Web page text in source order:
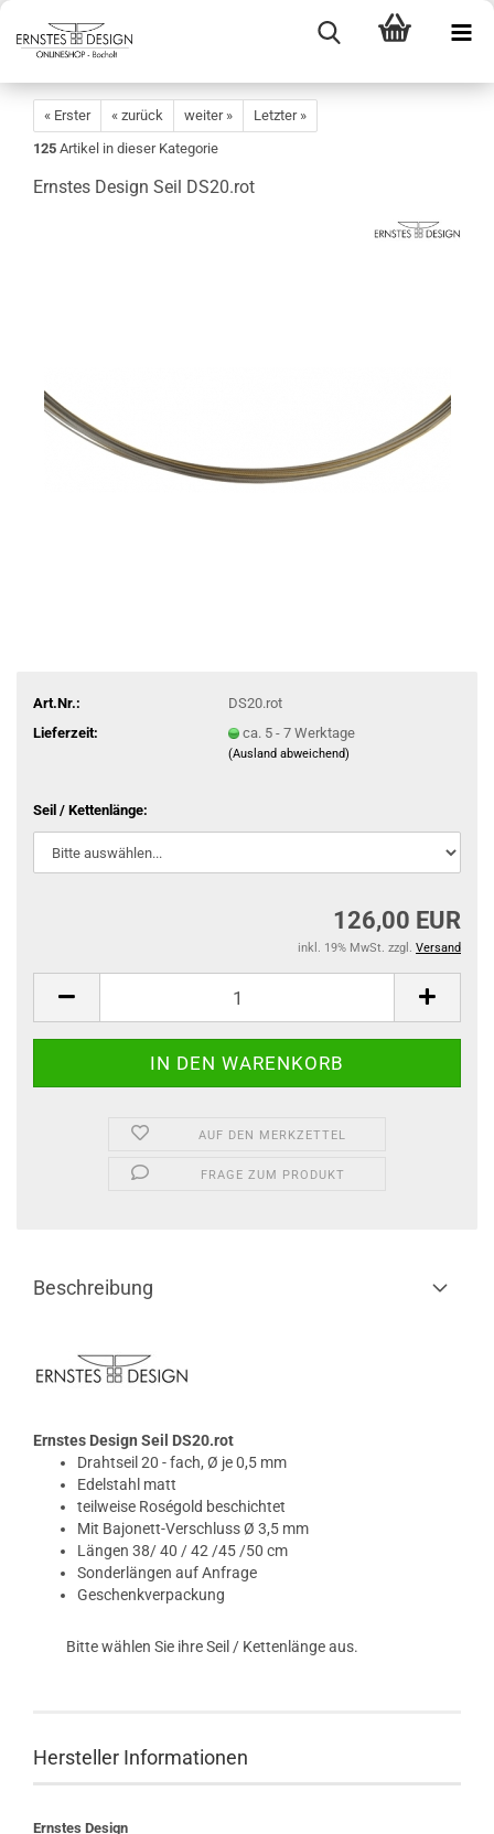
« Erster « zurück weiter »
Letzter »
125 Artikel in dieser Kategorie
Ernstes Design Seil DS20.rot
Art.Nr.:
DS20.rot
Lieferzeit:
ca. 5 - 7 Werktage
(Ausland abweichend)
Seil / Kettenlänge:
126,00 EUR
inkl. 19% MwSt. zzgl. Versand
AUF DEN MERKZETTEL
FRAGE ZUM PRODUKT
Beschreibung
Ernstes Design Seil DS20.rot
Drahtseil 20 - fach, Ø je 0,5 mm
Edelstahl matt
teilweise Roségold beschichtet
Mit Bajonett-Verschluss Ø 3,5 mm
Längen 38/ 40 / 42 /45 /50 cm
Sonderlängen auf Anfrage
Geschenkverpackung
Bitte wählen Sie ihre Seil / Kettenlänge aus.
Hersteller Informationen
Ernstes Design